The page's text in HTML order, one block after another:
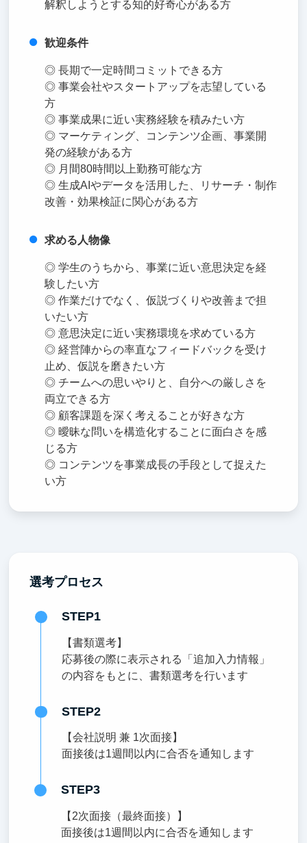
解釈しようとする知的好奇心がある方
歓迎条件
◎ 長期で一定時間コミットできる方
◎ 事業会社やスタートアップを志望している
方
◎ 事業成果に近い実務経験を積みたい方
◎ マーケティング、コンテンツ企画、事業開
発の経験がある方
◎ 月間80時間以上勤務可能な方
◎ 生成AIやデータを活用した、リサーチ・制作
改善・効果検証に関心がある方
求める人物像
◎ 学生のうちから、事業に近い意思決定を経
験したい方
◎ 作業だけでなく、仮説づくりや改善まで担
いたい方
◎ 意思決定に近い実務環境を求めている方
◎ 経営陣からの率直なフィードバックを受け
止め、仮説を磨きたい方
◎ チームへの思いやりと、自分への厳しさを
両立できる方
◎ 顧客課題を深く考えることが好きな方
◎ 曖昧な問いを構造化することに面白さを感
じる方
◎ コンテンツを事業成長の手段として捉えた
い方
選考プロセス
STEP1
【書類選考】
応募後の際に表示される「追加入力情報」
の内容をもとに、書類選考を行います
STEP2
【会社説明 兼 1次面接】
面接後は1週間以内に合否を通知します
STEP3
【2次面接（最終面接）】
面接後は1週間以内に合否を通知します